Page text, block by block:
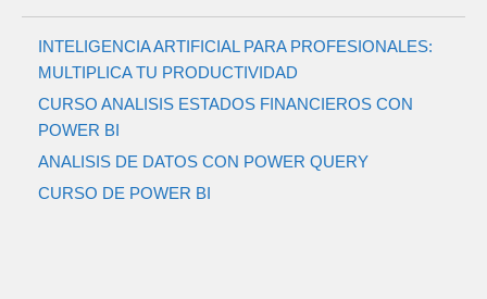
INTELIGENCIA ARTIFICIAL PARA PROFESIONALES:
MULTIPLICA TU PRODUCTIVIDAD
CURSO ANALISIS ESTADOS FINANCIEROS CON
POWER BI
ANALISIS DE DATOS CON POWER QUERY
CURSO DE POWER BI